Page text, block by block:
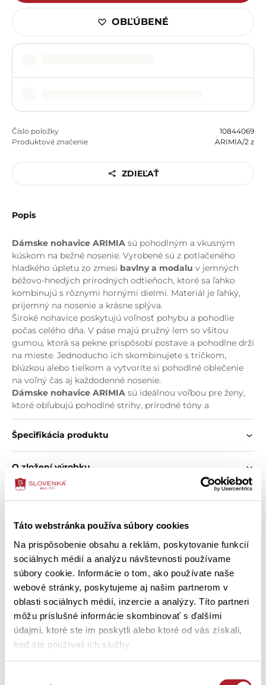
Táto webstránka používa súbory cookies
Na prispôsobenie obsahu a reklám, poskytovanie funkcií
sociálnych médií a analýzu návštevnosti používame
súbory cookie. Informácie o tom, ako používate naše
webové stránky, poskytujeme aj našim partnerom v
oblasti sociálnych médií, inzercie a analýzy. Títo partneri
môžu príslušné informácie skombinovať s ďalšími
údajmi, ktoré ste im poskytli alebo ktoré od vás získali,
keď ste používali ich služby.
OBĽÚBENÉ
Číslo položky
10844069
Produktové značenie
ARIMIA/2 z
ZDIEĽAŤ
Popis
Dámske nohavice ARIMIA sú pohodlným a vkusným
kúskom na bežné nosenie. Vyrobené sú z potlačeného
hladkého úpletu zo zmesi bavlny a modalu v jemných
béžovo-hnedých prírodných odtieňoch, ktoré sa ľahko
kombinujú s rôznymi hornými dielmi. Materiál je ľahký,
príjemný na nosenie a krásne splýva.
Široké nohavice poskytujú voľnosť pohybu a pohodlie
počas celého dňa. V páse majú pružný lem so všitou
gumou, ktorá sa pekne prispôsobí postave a pohodlne drží
na mieste. Jednoducho ich skombinujete s tričkom,
blúzkou alebo tielkom a vytvoríte si pohodlné oblečenie
na voľný čas aj každodenné nosenie.
Dámske nohavice ARIMIA sú ideálnou voľbou pre ženy,
ktoré obľubujú pohodlné strihy, prírodné tóny a
nadčasový štýl.
Vlastnosti:
hladký úplet z bavlny a modalu
béžovo-hnedé prírodné odtiene
široký a pohodlný strih
pružný pás so všitou gumou
vhodné na bežné nosenie
jednoduché kombinovanie s rôznymi kúskami oblečenia
Špecifikácia produktu
O zložení výrobku
Ako správne vybrať veľkosť
Ako ošetriť výrobok
Zákazníci si tiež kúpili